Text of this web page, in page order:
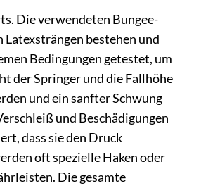
Die verwendeten Bungee-
bestehen und
Bedingungen getestet, um
der Springer und die Fallhöhe
und ein sanfter Schwung
und Beschädigungen
dass sie den Druck
oft spezielle Haken oder
Die gesamte